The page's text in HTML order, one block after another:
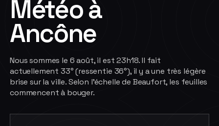
Météo à
Ancône
Nous sommes le 6 août, il est 23h18. Il fait
actuellement 33° (ressentie 36°), il y a une très légère
brise sur la ville. Selon l'échelle de Beaufort, les feuilles
commencent à bouger.